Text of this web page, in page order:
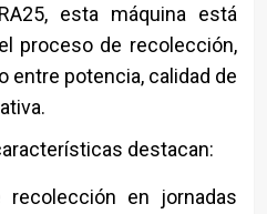
esta máquina está
proceso de recolección,
entre potencia, calidad de
destacan:
recolección en jornadas